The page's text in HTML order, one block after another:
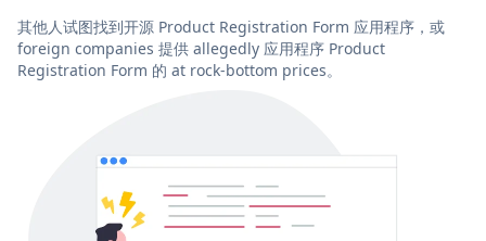
其他人试图找到开源 Product Registration Form 应用程序，或
foreign companies 提供 allegedly 应用程序 Product
Registration Form 的 at rock-bottom prices。